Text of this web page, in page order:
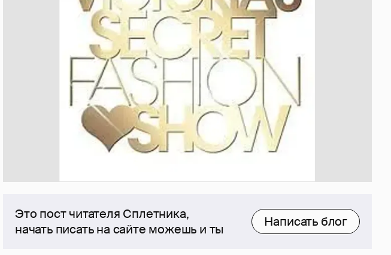
Это пост читателя Сплетника,
начать писать на сайте можешь и ты
Написать блог